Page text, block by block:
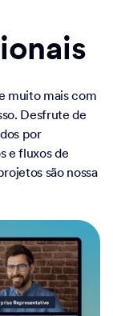
muito mais com
Desfrute de
por
e fluxos de
são nossa